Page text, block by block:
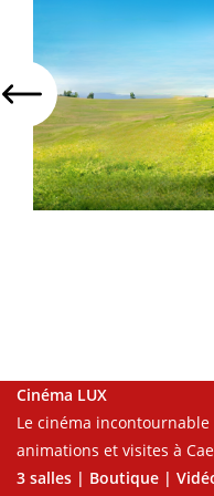
Cinéma LUX
Le cinéma
animations et visites à
3 salles | Boutique |